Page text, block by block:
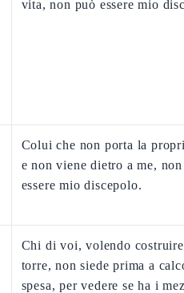
vita, non può essere mio
Colui che non porta la
e non viene dietro a me,
essere mio discepolo.
Chi di voi, volendo costruire
torre, non siede prima a
spesa, per vedere se ha i